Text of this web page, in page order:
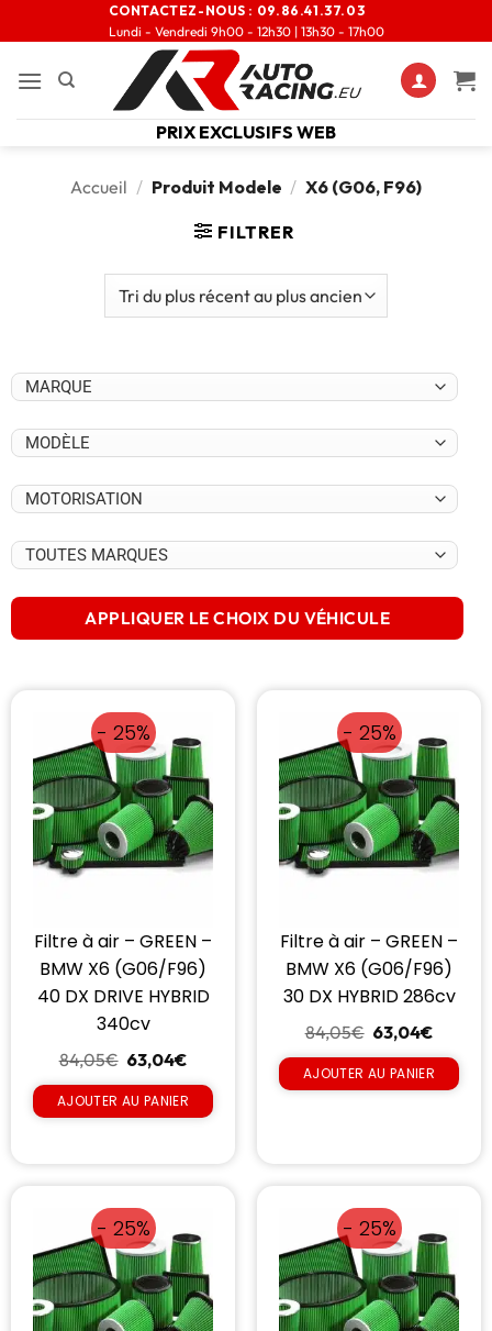
CONTACTEZ-NOUS : 09.86.41.37.03
Lundi - Vendredi 9h00 - 12h30 | 13h30 - 17h00
PRIX EXCLUSIFS WEB
Accueil / Produit Modele / X6 (G06, F96)
FILTRER
APPLIQUER LE CHOIX DU VÉHICULE
- 25%
Filtre à air – GREEN –
BMW X6 (G06/F96)
40 DX DRIVE HYBRID
340cv
84,05€ 63,04€
AJOUTER AU PANIER
- 25%
Filtre à air – GREEN –
BMW X6 (G06/F96)
30 DX HYBRID 286cv
84,05€ 63,04€
AJOUTER AU PANIER
- 25% - 25%